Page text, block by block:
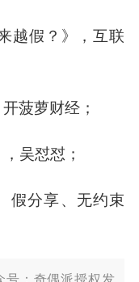
越假？》，互联
菠萝财经；
吴怼怼；
假分享、无约束
号：奇偶派授权发